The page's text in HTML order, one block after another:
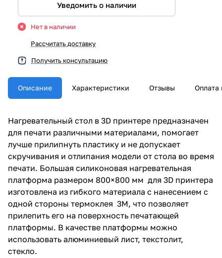
Уведомить о наличии
Нет в наличии
Рассчитать доставку
Получить консультацию
Описание Характеристики Отзывы Оплата
Нагревательный стол в 3D принтере предназначен
для печати различными материалами, помогает
лучше прилипнуть пластику и не допускает
скручивания и отлипания модели от стола во время
печати. Большая силиконовая нагревательная
платформа размером 800×800 мм для 3D принтера
изготовлена из гибкого материала с нанесением с
одной стороны термоклея 3М, что позволяет
прилепить его на поверхность печатающей
платформы. В качестве платформы можно
использовать алюминиевый лист, текстолит,
стекло.